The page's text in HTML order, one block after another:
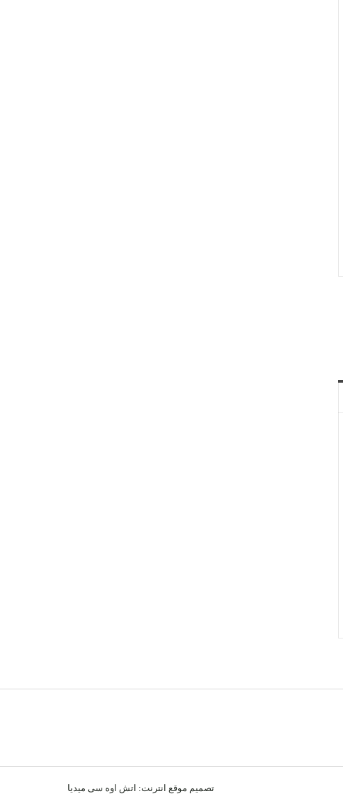
تصميم موقع انترنت: اتش اوه سى ميديا